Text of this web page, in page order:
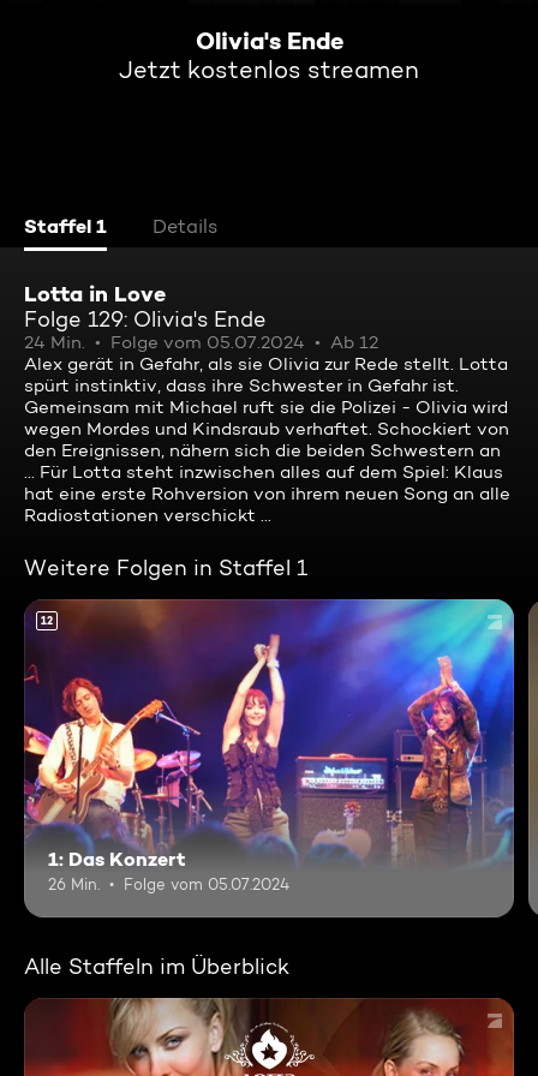
Olivia's Ende
Jetzt kostenlos streamen
Staffel 1 Details
Lotta in Love
Folge 129: Olivia's Ende
24 Min. Folge vom 05.07.2024
Ab 12
Alex gerät in Gefahr, als sie Olivia zur Rede stellt. Lotta
spürt instinktiv, dass ihre Schwester in Gefahr ist.
Gemeinsam mit Michael ruft sie die Polizei - Olivia wird
wegen Mordes und Kindsraub verhaftet. Schockiert von
den Ereignissen, nähern sich die beiden Schwestern an
... Für Lotta steht inzwischen alles auf dem Spiel: Klaus
hat eine erste Rohversion von ihrem neuen Song an alle
Radiostationen verschickt ...
Weitere Folgen in Staffel 1
12
1: Das Konzert
26 Min. Folge vom 05.07.2024
Alle Staffeln im Überblick